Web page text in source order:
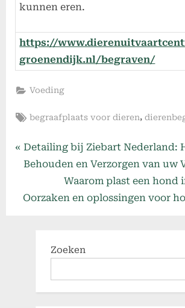
kunnen eren.
https://
groenendijk.nl/begraven/
Voeding
Tags:
begraafplaats voor dieren,
Bericht
navigatie
P
r
v
Detailing bij Ziebart Nederland:
Behouden en Verzorgen van uw
N
e
P
s
Waarom plast een hond
Oorzaken en oplossingen voor
Zoeken